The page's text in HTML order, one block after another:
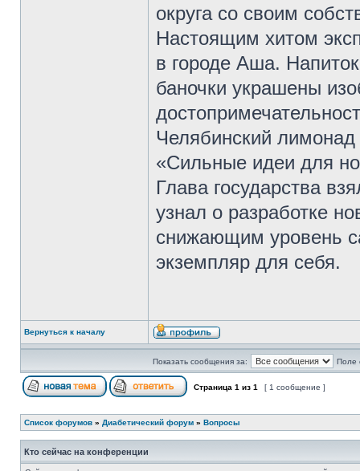
округа со своим
Настоящим хитом
в городе Аша.
баночки украшены
Челябинский
«Сильные идеи для
Глава государства
узнал о разработке
снижающим уровень
экземпляр для себя.
Вернуться к началу
Показать сообщения за: Поле
Страница 1 из 1 [ 1 сообщение ]
Список форумов » Диабетический форум » Вопросы
Кто сейчас на конференции